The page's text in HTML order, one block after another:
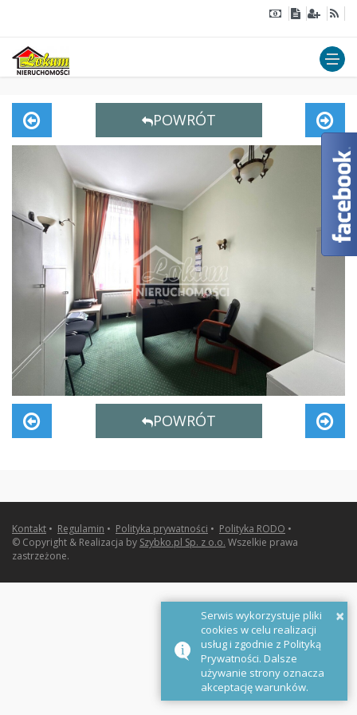
POWRÓT
POWRÓT
Kontakt • Regulamin • Polityka prywatności • Polityka RODO •
© Copyright & Realizacja by Szybko.pl Sp. z o.o. Wszelkie prawa
zastrzeżone.
×
Serwis wykorzystuje pliki
cookies w celu realizacji
usług i zgodnie z Polityką
Prywatności. Dalsze
używanie strony oznacza
akceptację warunków.